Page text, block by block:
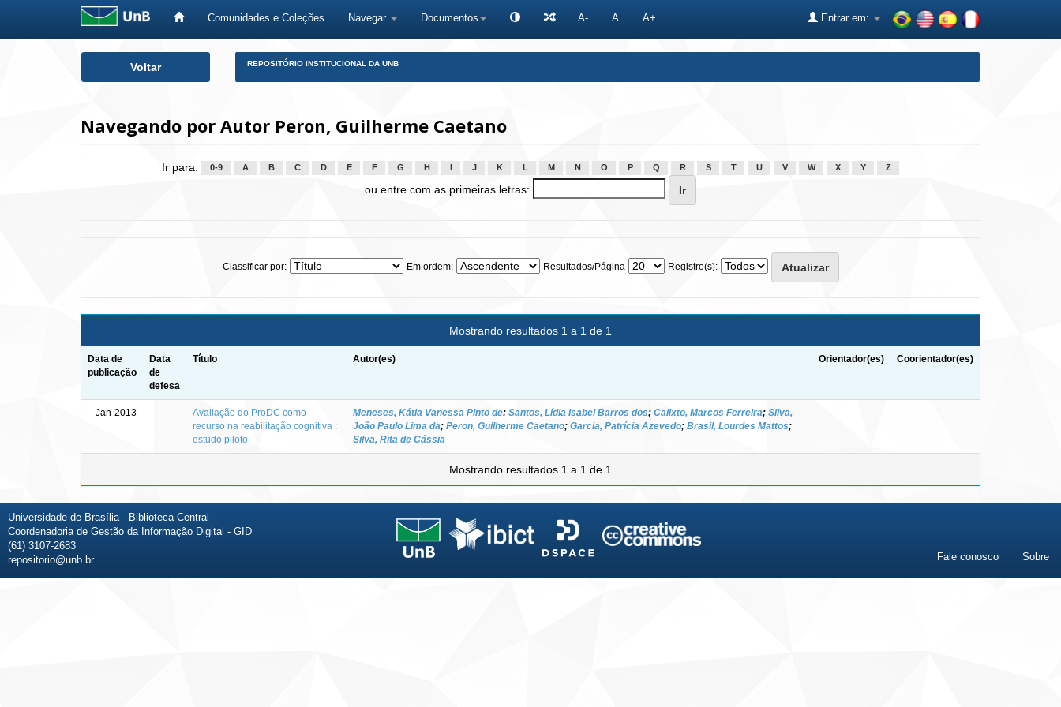
Comunidades e Coleções Navegar Documentos A- A A+ Entrar em:
Voltar REPOSITÓRIO INSTITUCIONAL DA UNB
Navegando por Autor Peron, Guilherme Caetano
Ir para: 0-9 A B C D E F G H J K L M N O P Q R S T U V W X Y Z
ou entre com as primeiras letras:
Classificar por: Em ordem: Resultados/Página Registro(s):
Mostrando resultados 1 a 1 de 1
Data de
publicação
Data
de
defesa
Título Autor(es) Orientador(es) Coorientador(es)
Jan-2013 -
Avaliação do ProDC como
recurso na reabilitação cognitiva :
estudo piloto
Meneses, Kátia Vanessa Pinto de; Santos, Lídia Isabel Barros dos; Calixto, Marcos Ferreira; Silva,
João Paulo Lima da; Peron, Guilherme Caetano; Garcia, Patrícia Azevedo; Brasil, Lourdes Mattos;
Silva, Rita de Cássia
- -
Mostrando resultados 1 a 1 de 1
Universidade de Brasília - Biblioteca Central
Coordenadoria de Gestão da Informação Digital - GID
(61) 3107-2683
repositorio@unb.br
Fale conosco Sobre